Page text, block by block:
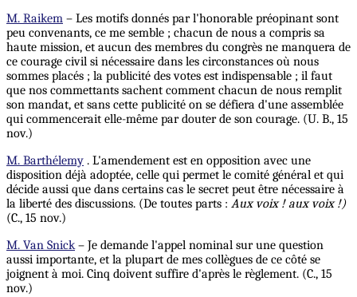
M. Raikem – Les motifs donnés par l'honorable préopinant sont
peu convenants, ce me semble ; chacun de nous a compris sa
haute mission, et aucun des membres du congrès ne manquera de
ce courage civil si nécessaire dans les circonstances où nous
sommes placés ; la publicité des votes est indispensable ; il faut
que nos commettants sachent comment chacun de nous remplit
son mandat, et sans cette publicité on se défiera d'une assemblée
qui commencerait elle-même par douter de son courage. (U. B., 15
nov.)
M. Barthélemy . L'amendement est en opposition avec une
disposition déjà adoptée, celle qui permet le comité général et qui
décide aussi que dans certains cas le secret peut être nécessaire à
la liberté des discussions. (De toutes parts : Aux voix ! aux voix !)
(C., 15 nov.)
M. Van Snick– Je demande l'appel nominal sur une question
aussi importante, et la plupart de mes collègues de ce côté se
joignent à moi. Cinq doivent suffire d'après le règlement. (C., 15
nov.)